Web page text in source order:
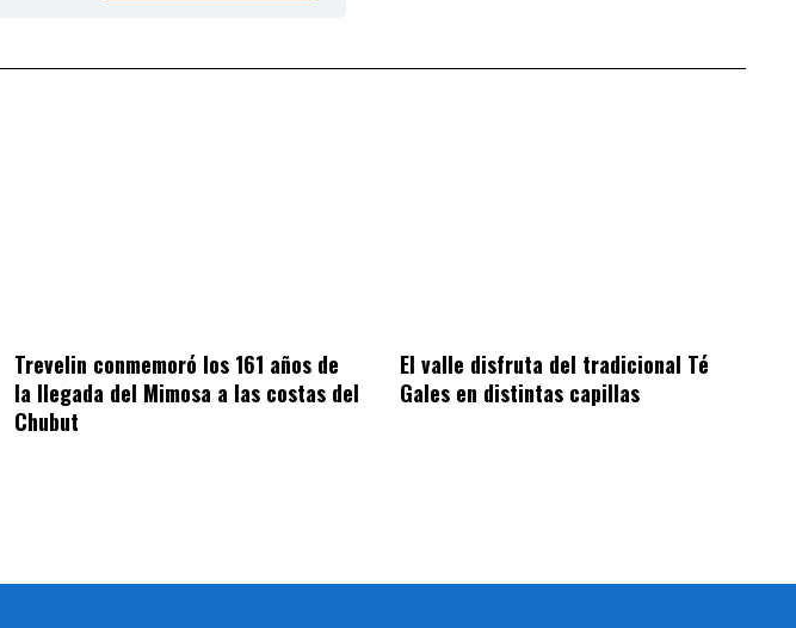
Trevelin conmemoró los 161 años de
la llegada del Mimosa a las costas del
Chubut
El valle disfruta del tradicional Té
Gales en distintas capillas